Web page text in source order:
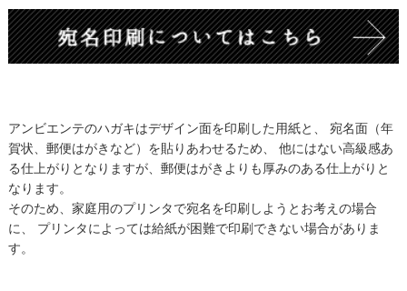
アンビエンテのハガキはデザイン面を印刷した用紙と、 宛名面（年
賀状、郵便はがきなど）を貼りあわせるため、 他にはない高級感あ
る仕上がりとなりますが、郵便はがきよりも厚みのある仕上がりと
なります。
そのため、家庭用のプリンタで宛名を印刷しようとお考えの場合
に、 プリンタによっては給紙が困難で印刷できない場合がありま
す。